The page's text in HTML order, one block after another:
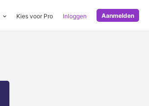
Kies voor Pro Inloggen Aanmelden